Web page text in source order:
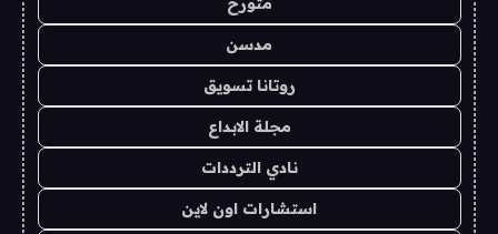
مدسن
روتانا تسويق
مجلة الابداع
نادي الترددات
استشارات اون لاين